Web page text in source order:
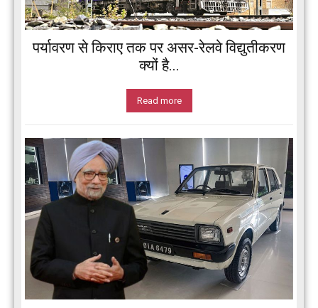
पर्यावरण से किराए तक पर असर-रेलवे विद्युतीकरण
क्यों है...
Read more